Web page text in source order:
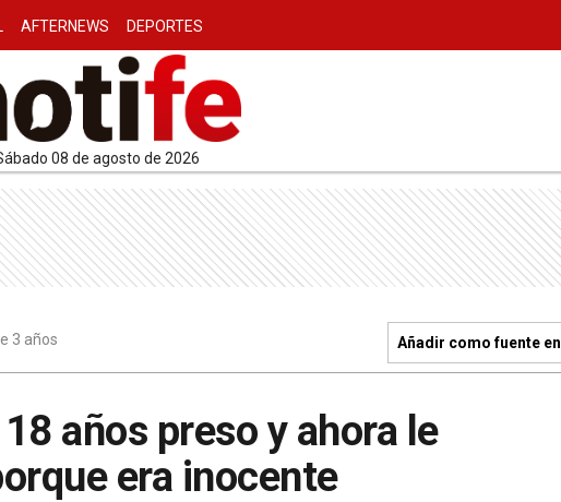
AFTERNEWS DEPORTES
sábado 08 de agosto de 2026
3 años Añadir como fuente en
años preso y ahora le
era inocente